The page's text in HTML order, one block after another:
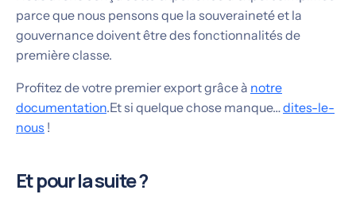
parce que nous pensons que la souveraineté et la
gouvernance doivent être des fonctionnalités de
première classe.
Profitez de votre premier export grâce à notre
documentation.Et si quelque chose manque…dites-le-
nous !
Et pour la suite ?